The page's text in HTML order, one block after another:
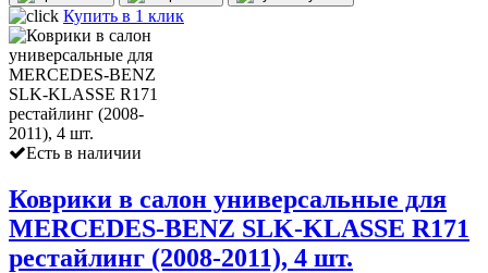
Купить в 1 клик
Есть в наличии
Коврики в салон универсальные для
MERCEDES-BENZ SLK-KLASSE R171
рестайлинг (2008-2011), 4 шт.